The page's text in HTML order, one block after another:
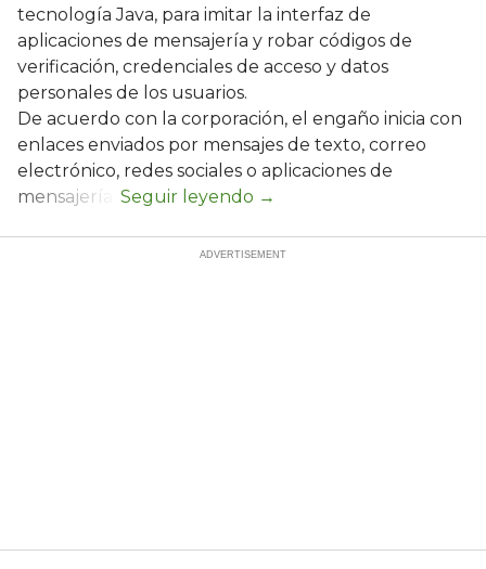
tecnología Java, para imitar la interfaz de
aplicaciones de mensajería y robar códigos de
verificación, credenciales de acceso y datos
personales de los usuarios.
De acuerdo con la corporación, el engaño inicia con
enlaces enviados por mensajes de texto, correo
electrónico, redes sociales o aplicaciones de
mensajería.